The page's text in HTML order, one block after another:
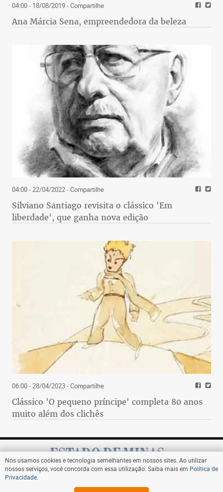
04:00 - 18/08/2019- Compartilhe
Ana Márcia Sena, empreendedora da beleza
04:00 - 22/04/2022- Compartilhe
Silviano Santiago revisita o clássico 'Em
liberdade', que ganha nova edição
06:00 - 28/04/2023- Compartilhe
Clássico 'O pequeno príncipe' completa 80 anos
muito além dos clichês
Assine
Nós usamos cookies e tecnologia semelhantes em nossos sites. Ao utilizar
nossos serviços, você concorda com essa utilização. Saiba mais em Política de
Privacidade